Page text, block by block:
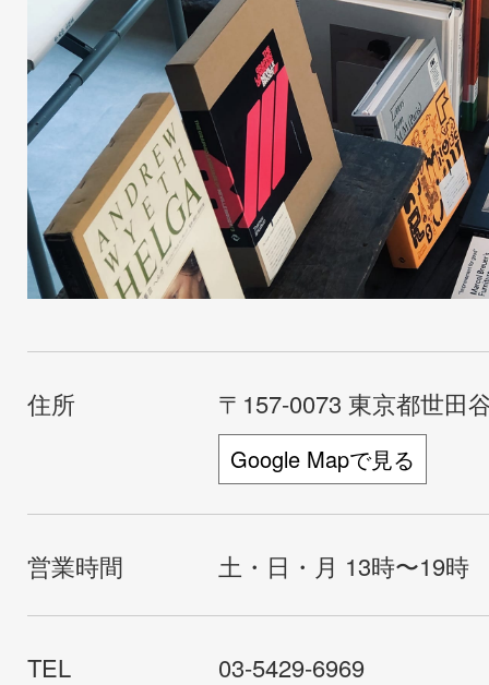
住所 〒157-0073 東京都世田
Google Mapで見る
営業時間 土・日・月 13時〜19時
TEL 03-5429-6969